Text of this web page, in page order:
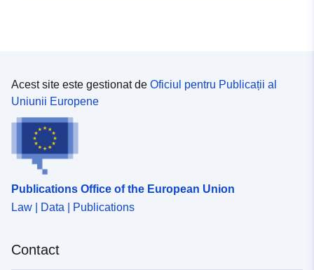
Conform cu:
Resursă:
Proveniență:
Adressen/Haus...
Acest site este gestionat de Oficiul pentru Publicații al
Uniunii Europene
Publications Office of the European Union
Law | Data | Publications
Contact